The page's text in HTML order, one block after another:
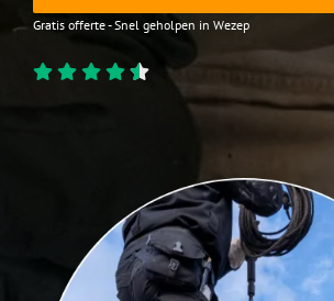
Gratis offerte - Snel geholpen in Wezep